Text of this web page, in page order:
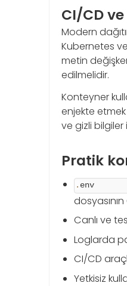
CI/CD
Modern
Kubernetes
metin
edilmelidir.
Konteyner
enjekte
ve gizli bilgiler
Pratik
. env
Canlı ve
Loglarda
CI/CD
Yetkisiz